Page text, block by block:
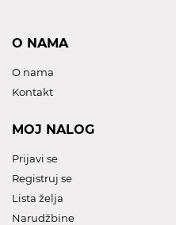
O NAMA
O nama
Kontakt
MOJ NALOG
Prijavi se
Registruj se
Lista želja
Narudžbine